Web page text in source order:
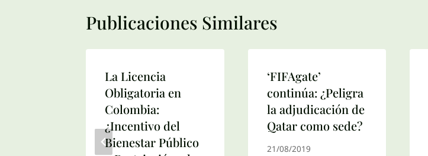
Publicaciones Similares
La Licencia
Obligatoria en
Colombia:
¿Incentivo del
Bienestar Público
‘FIFAgate’
continúa: ¿Peligra
la adjudicación de
Qatar como sede?
21/08/2019